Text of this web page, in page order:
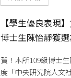
【學生優良表現
博士生陳怡靜獲
培育計畫」人員
賀！本所109級博士
度「中央研究院人文